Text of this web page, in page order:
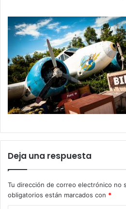
Deja una respuesta
Tu dirección de correo electrónico no
obligatorios están marcados con *